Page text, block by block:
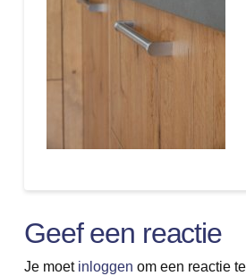
Geef een reactie
Je moet inloggen om een reactie